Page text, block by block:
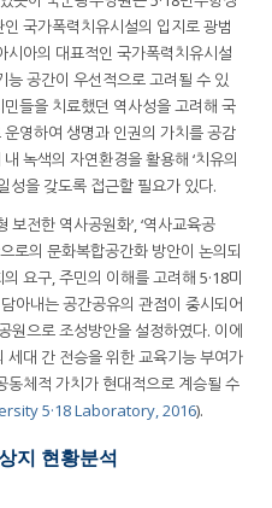
국가폭력치유시설의 입지로 광범
아의 대표적인 국가폭력치유시설
공간이 우선적으로 고려될 수 있
들을 치료했던 역사성을 고려해 국
영하여 생명과 인권의 가치를 공감
녹색의 자연환경을 활용해 ‘치유의
성을 갖도록 접근할 필요가 있다.
보전한 역사공원화’, ‘역사교육공
로의 문화복합공간화 방안이 논의되
요구, 주민의 이해를 고려해 5·18미
아내는 공간공유의 관점이 중시되어
원으로 조성방안을 설정하였다. 이에
세대 간 전승을 위한 교육기능 부여가
동체적 가치가 현대적으로 계승될 수
5·18 Laboratory, 2016).
지 현황분석